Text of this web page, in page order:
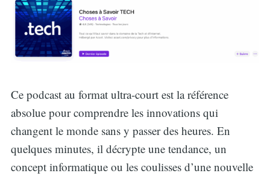
Ce podcast au format ultra-court est la référence
absolue pour comprendre les innovations qui
changent le monde sans y passer des heures. En
quelques minutes, il décrypte une tendance, un
concept informatique ou les coulisses d’une nouvelle